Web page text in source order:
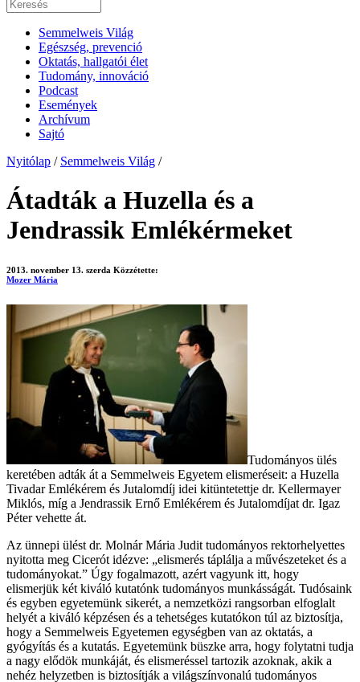
Semmelweis Világ
Egészség, prevenció
Oktatás, hallgatói élet
Tudomány, innováció
Podcast
Események
Archívum
Sajtó
Nyitólap / Semmelweis Világ /
Átadták a Huzella és a
Jendrassik Emlékérmeket
2013. november 13. szerda Közzétette:
Mozer Mária
Tudományos ülés
keretében adták át a Semmelweis Egyetem elismeréseit: a Huzella
Tivadar Emlékérem és Jutalomdíj idei kitüntetettje dr. Kellermayer
Miklós, míg a Jendrassik Ernő Emlékérem és Jutalomdíjat dr. Igaz
Péter vehette át.
Az ünnepi ülést dr. Molnár Mária Judit tudományos rektorhelyettes
nyitotta meg Cicerót idézve: „elismerés táplálja a művészeteket és a
tudományokat.” Úgy fogalmazott, azért vagyunk itt, hogy
elismerjük két kiváló kutatónk tudományos munkásságát. Tudósaink
és egyben egyetemünk sikerét, a nemzetközi rangsorban elfoglalt
helyét a kiváló képzésen és a tehetséges kutatókon túl az biztosítja,
hogy a Semmelweis Egyetemen egységben van az oktatás, a
gyógyítás és a kutatás. Egyetemünk büszke arra, hogy folytatni tudja
a nagy elődök munkáját, és elismeréssel tartozik azoknak, akik a
nehéz helyzetben is biztosítják a világszínvonalú tudományos